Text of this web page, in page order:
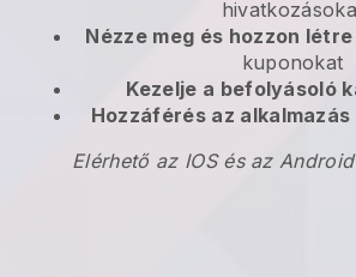
Nézze meg és hozzon létre
kuponokat
Kezelje a befolyásoló
Hozzáférés az
Elérhető az IOS és az